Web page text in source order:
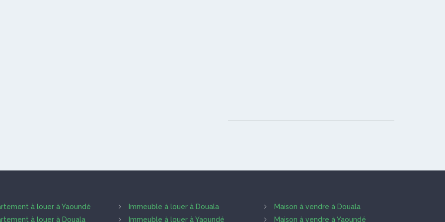
à louer à Yaoundé
à louer à Douala
Immeuble à louer à Douala
Immeuble à louer à Yaoundé
Maison à vendre à Douala
Maison à vendre à Yaoundé